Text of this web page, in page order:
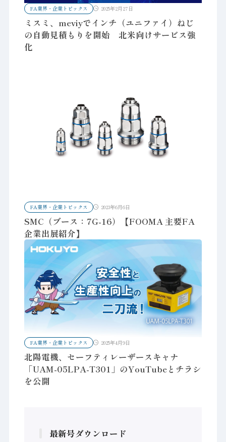
FA業界・企業トピックス 2025年2月27日
ミスミ、meviyでインチ（ユニファイ）ねじ
の自動見積もりを開始 北米向けサービス強
化
FA業界・企業トピックス 2023年6月6日
SMC（ブース：7G-16）【FOOMA 主要FA
企業出展紹介】
FA業界・企業トピックス 2025年4月9日
北陽電機、セーフティレーザースキャナ
「UAM-05LPA-T301」のYouTubeとチラシ
を公開
最新号ダウンロード